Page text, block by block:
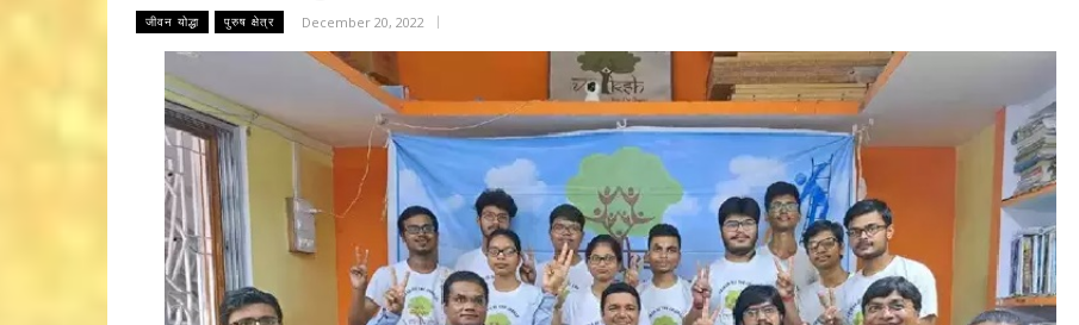
जीवन योद्धा पुरुष क्षेत्र December 20, 2022